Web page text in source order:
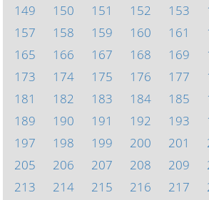
149
150 151 152 153
157
158 159 160 161
165
166 167 168 169
173
174 175 176 177
181
182 183 184 185
189
190 191 192 193
197
198 199 200 201
205
206 207 208 209
213
214 215 216 217